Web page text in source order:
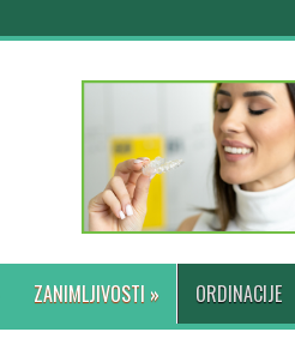
ZANIMLJIVOSTI » ORDINACIJE